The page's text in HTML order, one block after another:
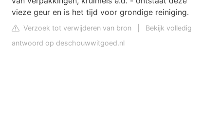
vieze geur en is het tijd voor grondige reiniging.
Verzoek tot verwijderen van bron
Bekijk volledig
antwoord op deschouwwitgoed.nl